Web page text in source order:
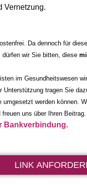
Vernetzung.
Da dennoch für
dürfen wir Sie bitten, diese
im Gesundheitswesen
Unterstützung tragen Sie
umgesetzt werden können.
uns über Ihren Beitrag.
Bankverbindung.
LINK